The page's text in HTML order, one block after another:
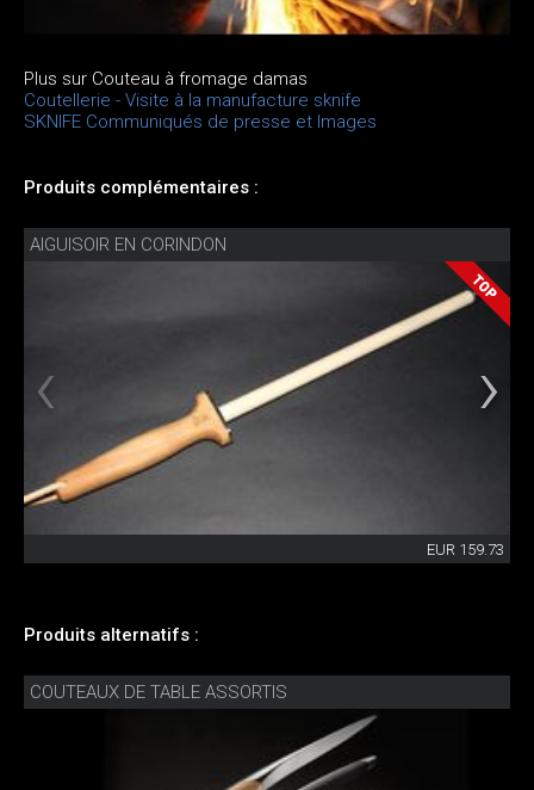
Plus sur Couteau à fromage damas
Coutellerie - Visite à la manufacture sknife
SKNIFE Communiqués de presse et Images
Produits complémentaires :
AIGUISOIR EN CORINDON
EUR 159.73
Produits alternatifs :
COUTEAUX DE TABLE ASSORTIS